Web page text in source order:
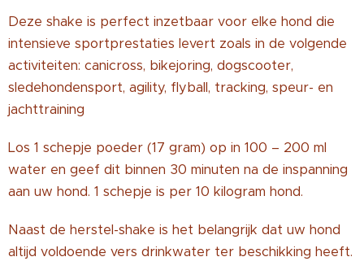
Deze shake is perfect inzetbaar voor elke hond die
intensieve sportprestaties levert zoals in de volgende
activiteiten: canicross, bikejoring, dogscooter,
sledehondensport, agility, flyball, tracking, speur- en
jachttraining
Los 1 schepje poeder (17 gram) op in 100 – 200 ml
water en geef dit binnen 30 minuten na de inspanning
aan uw hond. 1 schepje is per 10 kilogram hond.
Naast de herstel-shake is het belangrijk dat uw hond
altijd voldoende vers drinkwater ter beschikking heeft.